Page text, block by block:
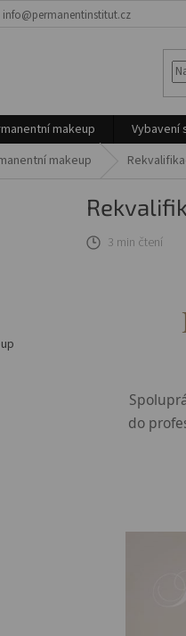
info@permanentinstitut.cz
makeup Vybavení
makeup
3 min čtení
do